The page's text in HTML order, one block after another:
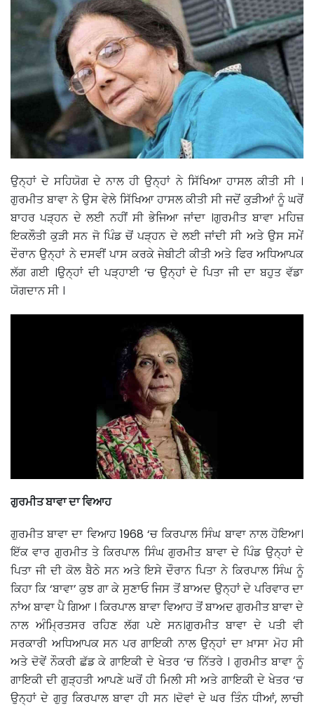
ਉਨ੍ਹਾਂ ਦੇ ਸਹਿਯੋਗ ਦੇ ਨਾਲ ਹੀ ਉਨ੍ਹਾਂ ਨੇ ਸਿੱਖਿਆ ਹਾਸਲ ਕੀਤੀ ਸੀ ।
ਗੁਰਮੀਤ ਬਾਵਾ ਨੇ ਉਸ ਵੇਲੇ ਸਿੱਖਿਆ ਹਾਸਲ ਕੀਤੀ ਸੀ ਜਦੋਂ ਕੁੜੀਆਂ ਨੂੰ ਘਰੋਂ
ਬਾਹਰ ਪੜ੍ਹਨ ਦੇ ਲਈ ਨਹੀਂ ਸੀ ਭੇਜਿਆ ਜਾਂਦਾ ।ਗੁਰਮੀਤ ਬਾਵਾ ਮਹਿਜ਼
ਇਕਲੌਤੀ ਕੁੜੀ ਸਨ ਜੋ ਪਿੰਡ ਚੋਂ ਪੜ੍ਹਨ ਦੇ ਲਈ ਜਾਂਦੀ ਸੀ ਅਤੇ ਉਸ ਸਮੇਂ
ਦੌਰਾਨ ਉਨ੍ਹਾਂ ਨੇ ਦਸਵੀਂ ਪਾਸ ਕਰਕੇ ਜੇਬੀਟੀ ਕੀਤੀ ਅਤੇ ਫਿਰ ਅਧਿਆਪਕ
ਲੱਗ ਗਈ ।ਉਨ੍ਹਾਂ ਦੀ ਪੜ੍ਹਾਈ ‘ਚ ਉਨ੍ਹਾਂ ਦੇ ਪਿਤਾ ਜੀ ਦਾ ਬਹੁਤ ਵੱਡਾ
ਯੋਗਦਾਨ ਸੀ ।
ਗੁਰਮੀਤ ਬਾਵਾ ਦਾ ਵਿਆਹ
ਗੁਰਮੀਤ ਬਾਵਾ ਦਾ ਵਿਆਹ 1968 ‘ਚ ਕਿਰਪਾਲ ਸਿੰਘ ਬਾਵਾ ਨਾਲ ਹੋਇਆ।
ਇੱਕ ਵਾਰ ਗੁਰਮੀਤ ਤੇ ਕਿਰਪਾਲ ਸਿੰਘ ਗੁਰਮੀਤ ਬਾਵਾ ਦੇ ਪਿੰਡ ਉਨ੍ਹਾਂ ਦੇ
ਪਿਤਾ ਜੀ ਦੀ ਕੋਲ ਬੈਠੇ ਸਨ ਅਤੇ ਇਸੇ ਦੌਰਾਨ ਪਿਤਾ ਨੇ ਕਿਰਪਾਲ ਸਿੰਘ ਨੂੰ
ਕਿਹਾ ਕਿ ‘ਬਾਵਾ’ ਕੁਝ ਗਾ ਕੇ ਸੁਣਾਓ ਜਿਸ ਤੋਂ ਬਾਅਦ ਉਨ੍ਹਾਂ ਦੇ ਪਰਿਵਾਰ ਦਾ
ਨਾਂਅ ਬਾਵਾ ਪੈ ਗਿਆ । ਕਿਰਪਾਲ ਬਾਵਾ ਵਿਆਹ ਤੋਂ ਬਾਅਦ ਗੁਰਮੀਤ ਬਾਵਾ ਦੇ
ਨਾਲ ਅੰਮ੍ਰਿਤਸਰ ਰਹਿਣ ਲੱਗ ਪਏ ਸਨ।ਗੁਰਮੀਤ ਬਾਵਾ ਦੇ ਪਤੀ ਵੀ
ਸਰਕਾਰੀ ਅਧਿਆਪਕ ਸਨ ਪਰ ਗਾਇਕੀ ਨਾਲ ਉਨ੍ਹਾਂ ਦਾ ਖ਼ਾਸਾ ਮੋਹ ਸੀ
ਅਤੇ ਦੋਵੇਂ ਨੌਕਰੀ ਛੱਡ ਕੇ ਗਾਇਕੀ ਦੇ ਖੇਤਰ ‘ਚ ਨਿੱਤਰੇ । ਗੁਰਮੀਤ ਬਾਵਾ ਨੂੰ
ਗਾਇਕੀ ਦੀ ਗੁੜ੍ਹਤੀ ਆਪਣੇ ਘਰੋਂ ਹੀ ਮਿਲੀ ਸੀ ਅਤੇ ਗਾਇਕੀ ਦੇ ਖੇਤਰ ‘ਚ
ਉਨ੍ਹਾਂ ਦੇ ਗੁਰੁ ਕਿਰਪਾਲ ਬਾਵਾ ਹੀ ਸਨ ।ਦੋਵਾਂ ਦੇ ਘਰ ਤਿੰਨ ਧੀਆਂ, ਲਾਚੀ